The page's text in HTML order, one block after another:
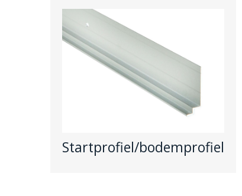
Startprofiel/bodemprofiel